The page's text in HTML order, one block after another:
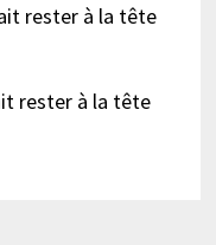
rester à la tête
rester à la tête